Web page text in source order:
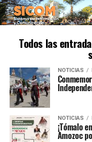
Todos las
NOTICIAS
NOTICIAS
¡Tómalo
Amozoc